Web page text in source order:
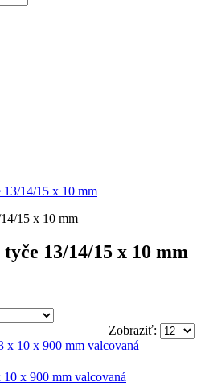
14/15 x 10 mm
13/14/15 x 10 mm
Zobraziť:
x 900 mm valcovaná